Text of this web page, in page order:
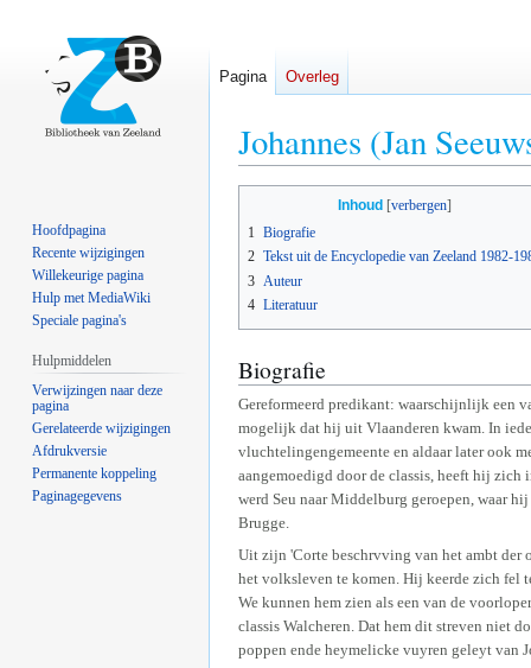
Johannes (Jan
navigatie
springen
zoeken
springen
Inhoud
1 Biografie
2 Tekst uit de Encyclopedie van Zeeland 1982-
3 Auteur
4 Literatuur
Biografie
Gereformeerd predikant: waarschijnlijk een
mogelijk dat hij uit Vlaanderen kwam. In
vluchtelingengemeente en aldaar later ook
aangemoedigd door de classis, heeft hij
werd Seu naar Middelburg geroepen, waar
Brugge.
Uit zijn 'Corte beschrvving van het ambt der
het volksleven te komen. Hij keerde zich fel
We kunnen hem zien als een van de
classis Walcheren. Dat hem dit streven niet
poppen ende heymelicke vuyren geleyt van
Pagina Overleg
Hoofdpagina
Recente wijzigingen
Willekeurige pagina
Hulp met MediaWiki
Speciale pagina's
Hulpmiddelen
Verwijzingen naar deze
pagina
Gerelateerde wijzigingen
Afdrukversie
Permanente koppeling
Paginagegevens